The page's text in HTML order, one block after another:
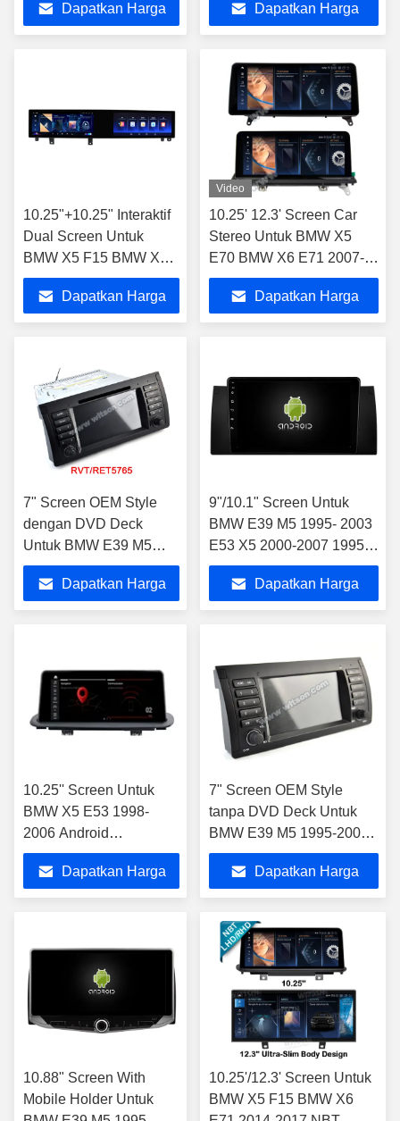
Dapatkan Harga
Dapatkan Harga
10.25"+10.25" Interaktif
Dual Screen Untuk
BMW X5 F15 BMW X6
E71 2014-2019 Mobil
Multimedia Stereo GPS
CarPlay Player
Dapatkan Harga
Video
10.25' 12.3' Screen Car
Stereo Untuk BMW X5
E70 BMW X6 E71 2007-
2010 CCC Android
Multimedia Player
Dapatkan Harga
7" Screen OEM Style
dengan DVD Deck
Untuk BMW E39 M5
1995-2003 E53 X5
2000-2007 Android Car
Stereo
Dapatkan Harga
9"/10.1" Screen Untuk
BMW E39 M5 1995- 2003
E53 X5 2000-2007 1995-
2003 M5 2000-2007 X5
2000-2007 E53
Dapatkan Harga
10.25'' Screen Untuk
BMW X5 E53 1998-
2006 Android
Multimedia Player
Dapatkan Harga
7" Screen OEM Style
tanpa DVD Deck Untuk
BMW E39 M5 1995-2003
E53 X5 2000-2007
Dapatkan Harga
10.88" Screen With
Mobile Holder Untuk
10.25'/12.3' Screen Untuk
BMW X5 F15 BMW X6